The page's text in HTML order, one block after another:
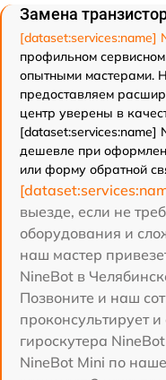
Замена
[dataset:services:name]
профильном
опытными мастерами.
предоставляем
центр уверены в
[dataset:services:name]
дешевле при
или форму обратной
выезде, если не
оборудования и
наш мастер
NineBot в
Позвоните и наш
проконсультирует
гироскутера
NineBot Mini по